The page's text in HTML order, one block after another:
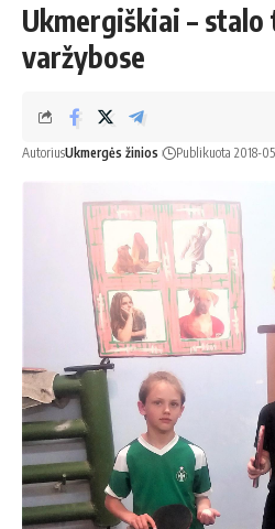
Ukmergiškiai – stalo
varžybose
AutoriusUkmergės žinios Publikuota 2018-